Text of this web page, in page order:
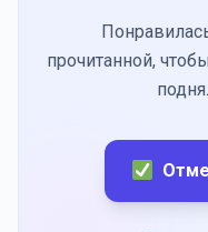
прочитанной,